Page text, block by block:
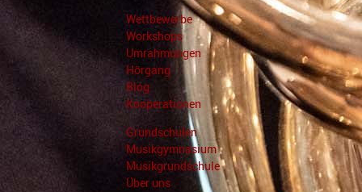
Wettbewerbe
Workshops
Umrahmungen
Hörgang
Blog
Kooperationen
Grundschulen
Musikgymnasium
Musikgrundschule
Über uns